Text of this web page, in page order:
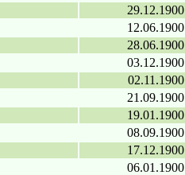
29.12.1900
12.06.1900
28.06.1900
03.12.1900
02.11.1900
21.09.1900
19.01.1900
08.09.1900
17.12.1900
06.01.1900